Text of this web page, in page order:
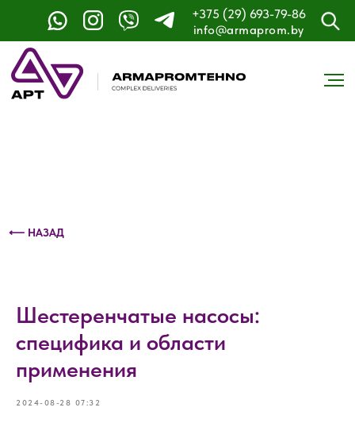
+375 (29) 693-79-86
info@armaprom.by
Контактный телефон: +375 (29) 693-79-86
⟵ НАЗАД
Шестеренчатые насосы:
специфика и области
применения
2024-08-28 07:32